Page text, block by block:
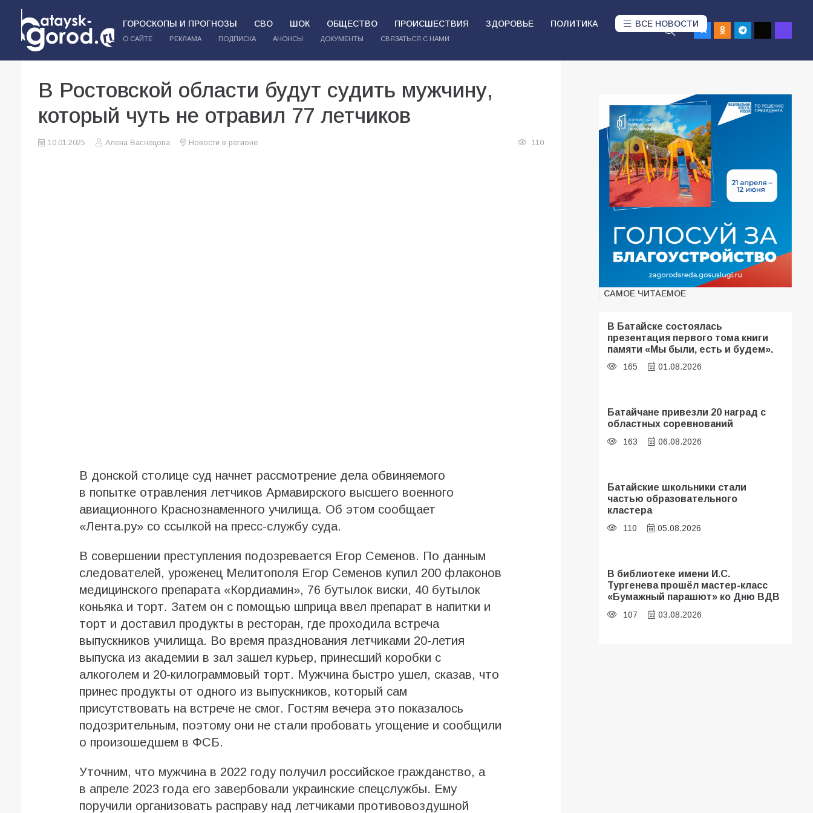
ГОРОСКОПЫ И ПРОГНОЗЫ СВО ШОК ОБЩЕСТВО ПРОИСШЕСТВИЯ ЗДОРОВЬЕ ПОЛИТИКА ВСЕ НОВОСТИ
О САЙТЕ РЕКЛАМА ПОДПИСКА АНОНСЫ ДОКУМЕНТЫ СВЯЗАТЬСЯ С НАМИ
В Ростовской области будут судить мужчину,
который чуть не отравил 77 летчиков
10.01.2025 Алена Васнецова Новости в регионе 110
В донской столице суд начнет рассмотрение дела обвиняемого
в попытке отравления летчиков Армавирского высшего военного
авиационного Краснознаменного училища. Об этом сообщает
«Лента.ру» со ссылкой на пресс-службу суда.
В совершении преступления подозревается Егор Семенов. По данным
следователей, уроженец Мелитополя Егор Семенов купил 200 флаконов
медицинского препарата «Кордиамин», 76 бутылок виски, 40 бутылок
коньяка и торт. Затем он с помощью шприца ввел препарат в напитки и
торт и доставил продукты в ресторан, где проходила встреча
выпускников училища. Во время празднования летчиками 20-летия
выпуска из академии в зал зашел курьер, принесший коробки с
алкоголем и 20-килограммовый торт. Мужчина быстро ушел, сказав, что
принес продукты от одного из выпускников, который сам
присутствовать на встрече не смог. Гостям вечера это показалось
подозрительным, поэтому они не стали пробовать угощение и сообщили
о произошедшем в ФСБ.
Уточним, что мужчина в 2022 году получил российское гражданство, а
в апреле 2023 года его завербовали украинские спецслужбы. Ему
поручили организовать расправу над летчиками противовоздушной
САМОЕ ЧИТАЕМОЕ
В Батайске состоялась
презентация первого тома книги
памяти «Мы были, есть и будем».
165 01.08.2026
Батайчане привезли 20 наград с
областных соревнований
163 06.08.2026
Батайские школьники стали
частью образовательного
кластера
110 05.08.2026
В библиотеке имени И.С.
Тургенева прошёл мастер-класс
«Бумажный парашют» ко Дню ВДВ
107 03.08.2026